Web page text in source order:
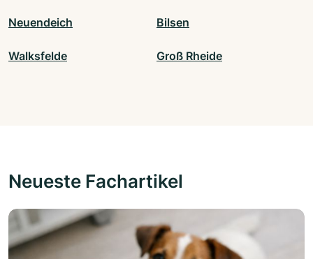
Neuendeich Bilsen
Walksfelde Groß Rheide
Neueste Fachartikel